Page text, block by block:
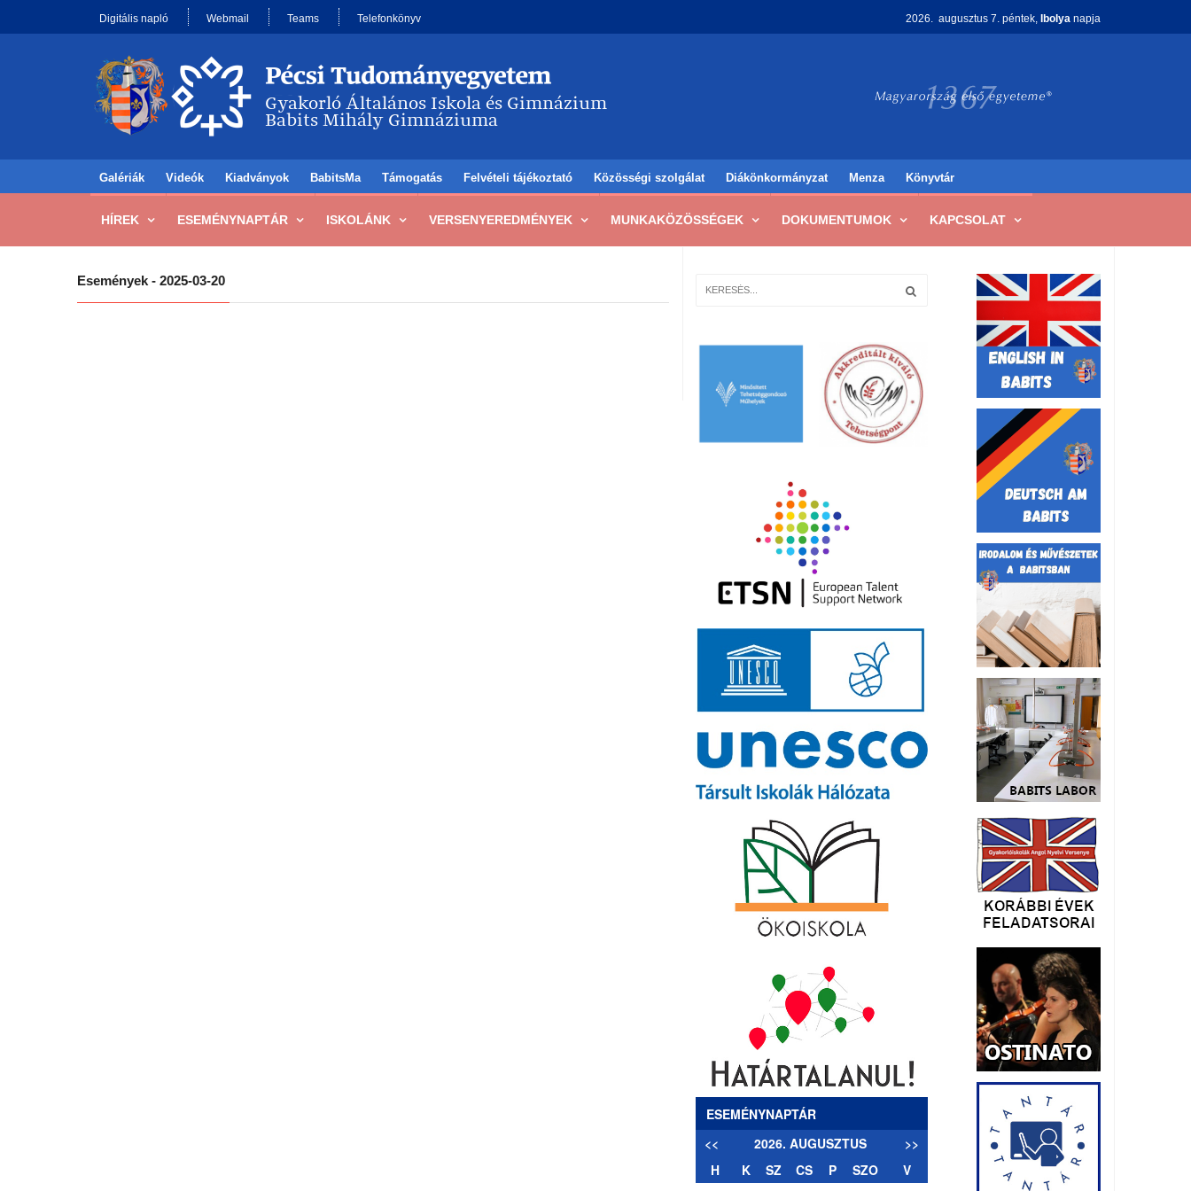
Digitális napló Webmail Teams Telefonkönyv 2026. augusztus 7. péntek, Ibolya napja
Galériák Videók Kiadványok BabitsMa Támogatás Felvételi tájékoztató Közösségi szolgálat Diákönkormányzat Menza Könyvtár
HÍREK ESEMÉNYNAPTÁR ISKOLÁNK VERSENYEREDMÉNYEK MUNKAKÖZÖSSÉGEK DOKUMENTUMOK KAPCSOLAT
Események - 2025-03-20
ESEMÉNYNAPTÁR
<<
2026. AUGUSZTUS
>>
H
K SZ CS P SZO V